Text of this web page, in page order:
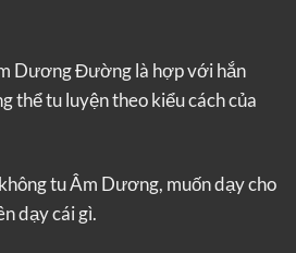
Dương Đường là hợp với hắn
thể tu luyện theo kiểu cách của
tu Âm Dương, muốn dạy cho
dạy cái gì.